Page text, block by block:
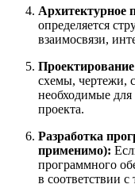
Архитектурное
определяется
взаимосвязи,
Проектирование
схемы, чертежи,
необходимые для
проекта.
Разработка
применимо):
программного
в соответствии